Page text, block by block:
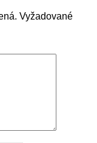
Vyžadované